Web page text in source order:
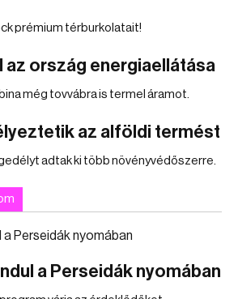
prémium térburkolatait!
az ország energiaellátása
még tovvábra is termel áramot.
az alföldi termést
adtak ki több növényvédőszerre.
a Perseidák nyomában